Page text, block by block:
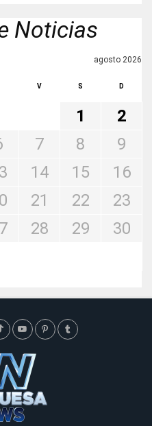
Noticias
agosto 2026
V S D
1
2
7 8
9
14 15
16
21 22
23
28 29
30